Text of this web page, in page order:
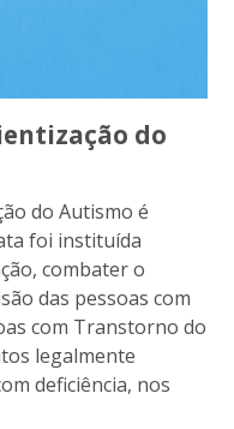
do
do Autismo é
foi instituída
combater o
das pessoas com
com Transtorno do
legalmente
deficiência, nos